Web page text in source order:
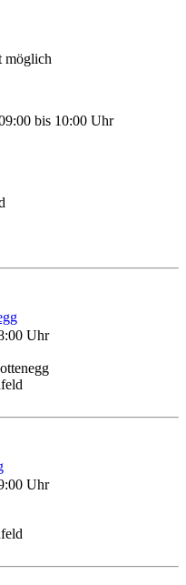
möglich
bis 10:00 Uhr
Uhr
Uhr